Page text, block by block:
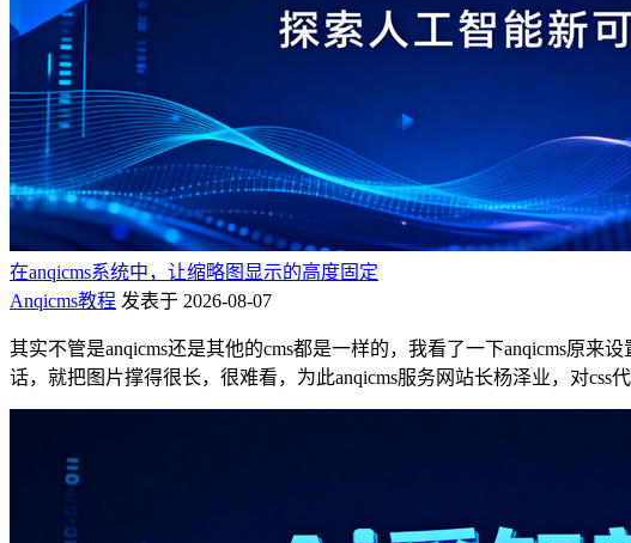
在anqicms系统中，让缩略图显示的高度固定
Anqicms教程 发表于 2026-08-07
其实不管是anqicms还是其他的cms都是一样的，我看了一下anqicms原
话，就把图片撑得很长，很难看，为此anqicms服务网站长杨泽业，对